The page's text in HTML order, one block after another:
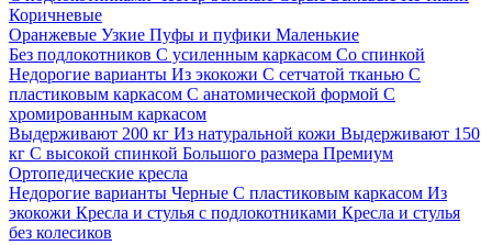
Коричневые
Оранжевые Узкие Пуфы и пуфики Маленькие
Без подлокотников С усиленным каркасом Со спинкой
Недорогие варианты Из экокожи С сетчатой тканью С
пластиковым каркасом С анатомической формой С
хромированным каркасом
Выдерживают 200 кг Из натуральной кожи Выдерживают 150
кг С высокой спинкой Большого размера Премиум
Ортопедические кресла
Недорогие варианты Черные С пластиковым каркасом Из
экокожи Кресла и стулья с подлокотниками Кресла и стулья
без колесиков